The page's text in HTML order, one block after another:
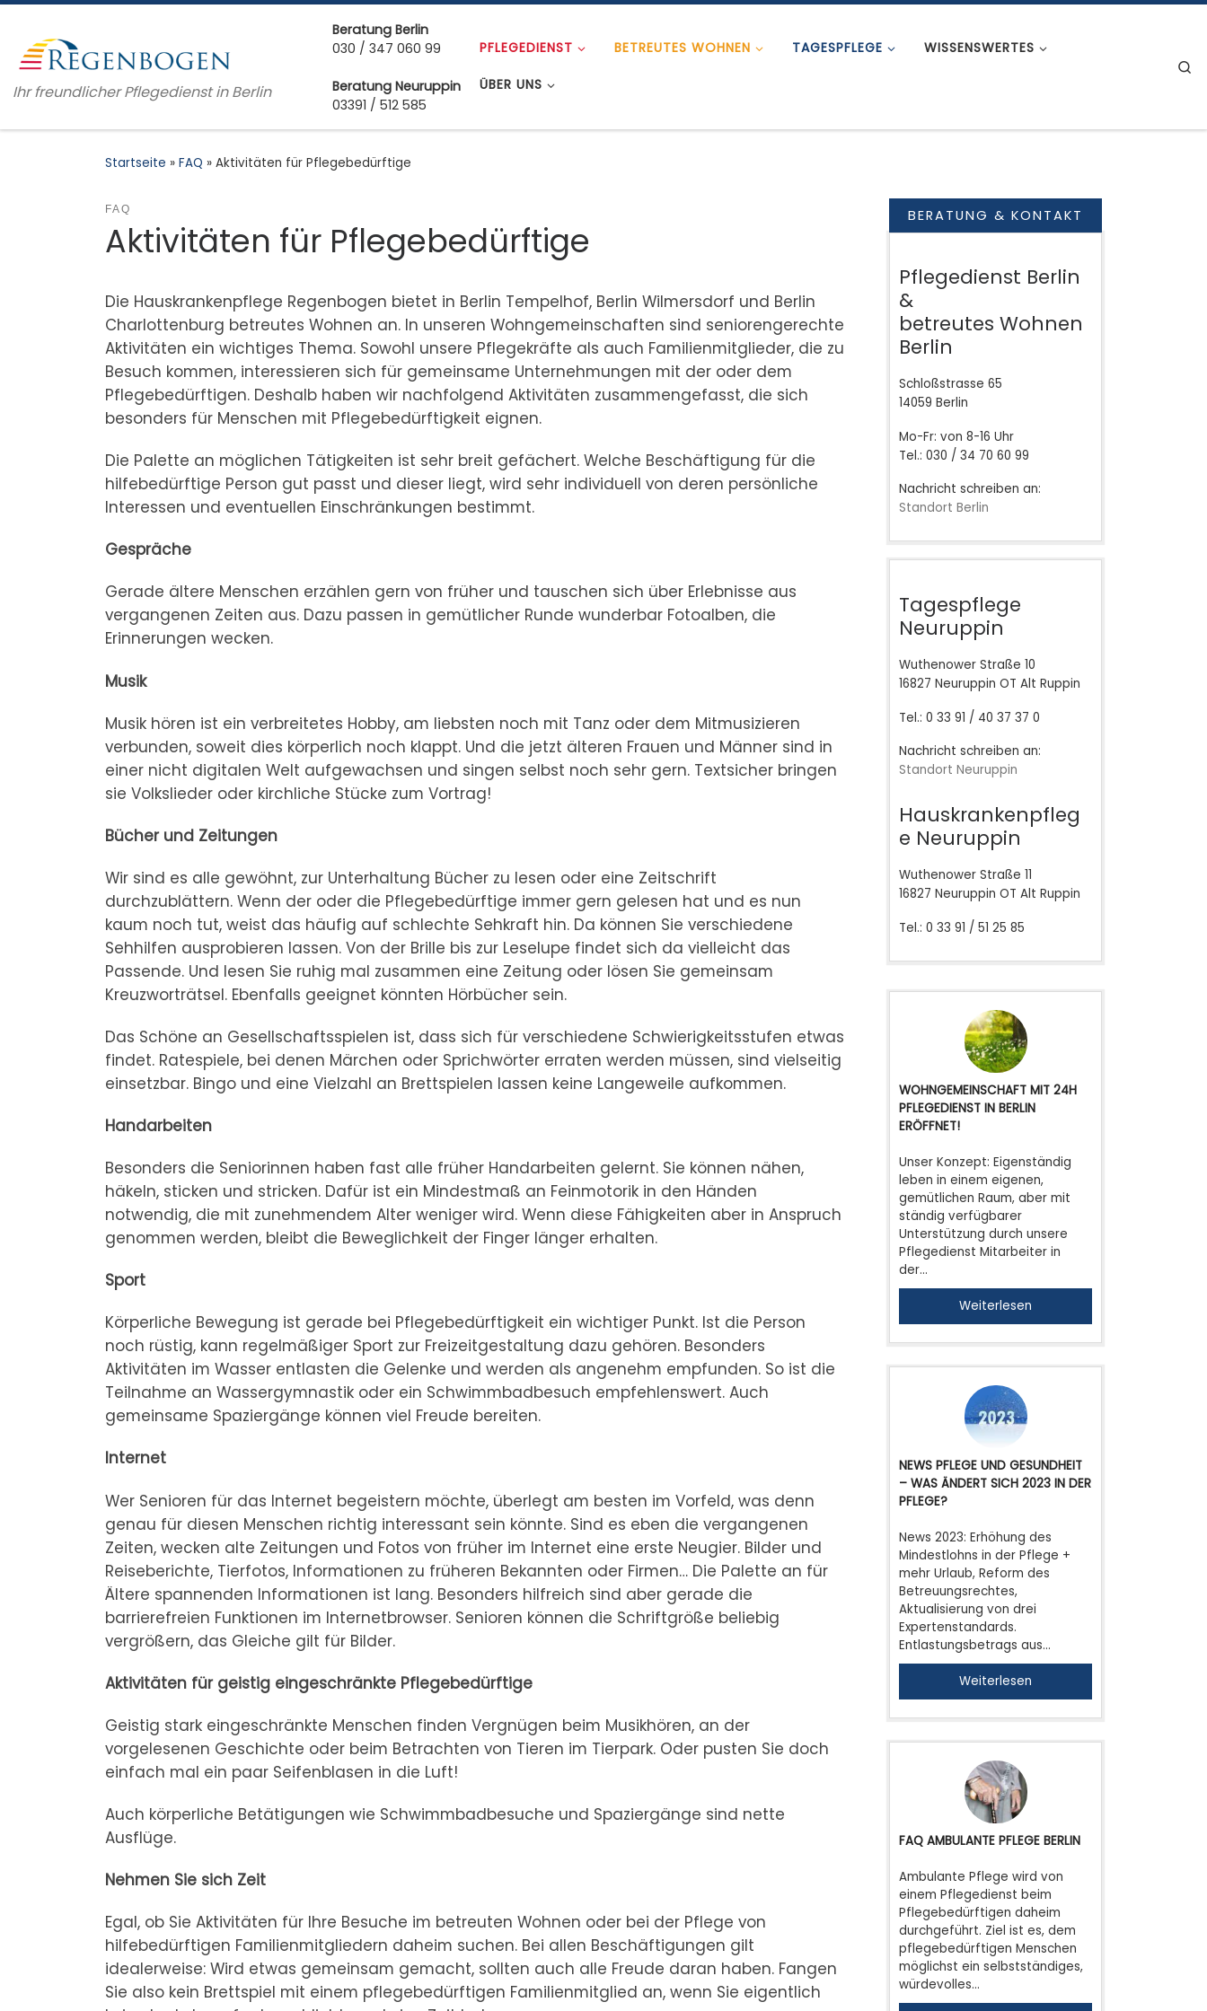
Ihr freundlicher Pflegedienst in Berlin
Beratung Berlin
030 / 347 060 99
Beratung Neuruppin
03391 / 512 585
PFLEGEDIENST BETREUTES WOHNEN TAGESPFLEGE WISSENSWERTES
ÜBER UNS
Startseite » FAQ » Aktivitäten für Pflegebedürftige
FAQ
Aktivitäten für Pflegebedürftige
Die Hauskrankenpflege Regenbogen bietet in Berlin Tempelhof, Berlin Wilmersdorf und Berlin
Charlottenburg betreutes Wohnen an. In unseren Wohngemeinschaften sind seniorengerechte
Aktivitäten ein wichtiges Thema. Sowohl unsere Pflegekräfte als auch Familienmitglieder, die zu
Besuch kommen, interessieren sich für gemeinsame Unternehmungen mit der oder dem
Pflegebedürftigen. Deshalb haben wir nachfolgend Aktivitäten zusammengefasst, die sich
besonders für Menschen mit Pflegebedürftigkeit eignen.
Die Palette an möglichen Tätigkeiten ist sehr breit gefächert. Welche Beschäftigung für die
hilfebedürftige Person gut passt und dieser liegt, wird sehr individuell von deren persönliche
Interessen und eventuellen Einschränkungen bestimmt.
Gespräche
Gerade ältere Menschen erzählen gern von früher und tauschen sich über Erlebnisse aus
vergangenen Zeiten aus. Dazu passen in gemütlicher Runde wunderbar Fotoalben, die
Erinnerungen wecken.
Musik
Musik hören ist ein verbreitetes Hobby, am liebsten noch mit Tanz oder dem Mitmusizieren
verbunden, soweit dies körperlich noch klappt. Und die jetzt älteren Frauen und Männer sind in
einer nicht digitalen Welt aufgewachsen und singen selbst noch sehr gern. Textsicher bringen
sie Volkslieder oder kirchliche Stücke zum Vortrag!
Bücher und Zeitungen
Wir sind es alle gewöhnt, zur Unterhaltung Bücher zu lesen oder eine Zeitschrift
durchzublättern. Wenn der oder die Pflegebedürftige immer gern gelesen hat und es nun
kaum noch tut, weist das häufig auf schlechte Sehkraft hin. Da können Sie verschiedene
Sehhilfen ausprobieren lassen. Von der Brille bis zur Leselupe findet sich da vielleicht das
Passende. Und lesen Sie ruhig mal zusammen eine Zeitung oder lösen Sie gemeinsam
Kreuzworträtsel. Ebenfalls geeignet könnten Hörbücher sein.
Das Schöne an Gesellschaftsspielen ist, dass sich für verschiedene Schwierigkeitsstufen etwas
findet. Ratespiele, bei denen Märchen oder Sprichwörter erraten werden müssen, sind vielseitig
einsetzbar. Bingo und eine Vielzahl an Brettspielen lassen keine Langeweile aufkommen.
Handarbeiten
Besonders die Seniorinnen haben fast alle früher Handarbeiten gelernt. Sie können nähen,
häkeln, sticken und stricken. Dafür ist ein Mindestmaß an Feinmotorik in den Händen
notwendig, die mit zunehmendem Alter weniger wird. Wenn diese Fähigkeiten aber in Anspruch
genommen werden, bleibt die Beweglichkeit der Finger länger erhalten.
Sport
Körperliche Bewegung ist gerade bei Pflegebedürftigkeit ein wichtiger Punkt. Ist die Person
noch rüstig, kann regelmäßiger Sport zur Freizeitgestaltung dazu gehören. Besonders
Aktivitäten im Wasser entlasten die Gelenke und werden als angenehm empfunden. So ist die
Teilnahme an Wassergymnastik oder ein Schwimmbadbesuch empfehlenswert. Auch
gemeinsame Spaziergänge können viel Freude bereiten.
Internet
Wer Senioren für das Internet begeistern möchte, überlegt am besten im Vorfeld, was denn
genau für diesen Menschen richtig interessant sein könnte. Sind es eben die vergangenen
Zeiten, wecken alte Zeitungen und Fotos von früher im Internet eine erste Neugier. Bilder und
Reiseberichte, Tierfotos, Informationen zu früheren Bekannten oder Firmen… Die Palette an für
Ältere spannenden Informationen ist lang. Besonders hilfreich sind aber gerade die
barrierefreien Funktionen im Internetbrowser. Senioren können die Schriftgröße beliebig
vergrößern, das Gleiche gilt für Bilder.
Aktivitäten für geistig eingeschränkte Pflegebedürftige
Geistig stark eingeschränkte Menschen finden Vergnügen beim Musikhören, an der
vorgelesenen Geschichte oder beim Betrachten von Tieren im Tierpark. Oder pusten Sie doch
einfach mal ein paar Seifenblasen in die Luft!
Auch körperliche Betätigungen wie Schwimmbadbesuche und Spaziergänge sind nette
Ausflüge.
Nehmen Sie sich Zeit
Egal, ob Sie Aktivitäten für Ihre Besuche im betreuten Wohnen oder bei der Pflege von
hilfebedürftigen Familienmitgliedern daheim suchen. Bei allen Beschäftigungen gilt
idealerweise: Wird etwas gemeinsam gemacht, sollten auch alle Freude daran haben. Fangen
Sie also kein Brettspiel mit einem pflegebedürftigen Familienmitglied an, wenn Sie eigentlich
BERATUNG & KONTAKT
Pflegedienst Berlin
&
betreutes Wohnen
Berlin
Schloßstrasse 65
14059 Berlin
Mo-Fr: von 8-16 Uhr
Tel.: 030 / 34 70 60 99
Nachricht schreiben an:
Standort Berlin
Tagespflege
Neuruppin
Wuthenower Straße 10
16827 Neuruppin OT Alt Ruppin
Tel.: 0 33 91 / 40 37 37 0
Nachricht schreiben an:
Standort Neuruppin
Hauskrankenpfleg
e Neuruppin
Wuthenower Straße 11
16827 Neuruppin OT Alt Ruppin
Tel.: 0 33 91 / 51 25 85
WOHNGEMEINSCHAFT MIT 24H
PFLEGEDIENST IN BERLIN
ERÖFFNET!
Unser Konzept: Eigenständig
leben in einem eigenen,
gemütlichen Raum, aber mit
ständig verfügbarer
Unterstützung durch unsere
Pflegedienst Mitarbeiter in
der…
Weiterlesen
NEWS PFLEGE UND GESUNDHEIT
– WAS ÄNDERT SICH 2023 IN DER
PFLEGE?
News 2023: Erhöhung des
Mindestlohns in der Pflege +
mehr Urlaub, Reform des
Betreuungsrechtes,
Aktualisierung von drei
Expertenstandards.
Entlastungsbetrags aus…
Weiterlesen
FAQ AMBULANTE PFLEGE BERLIN
Ambulante Pflege wird von
einem Pflegedienst beim
Pflegebedürftigen daheim
durchgeführt. Ziel ist es, dem
pflegebedürftigen Menschen
möglichst ein selbstständiges,
würdevolles…